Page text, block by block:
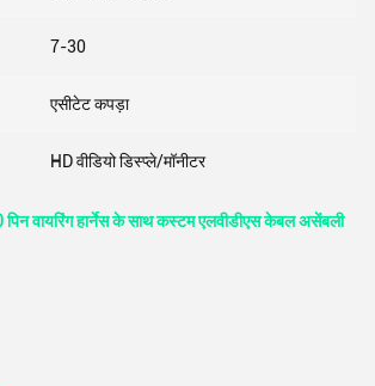
7-30
एसीटेट कपड़ा
HD वीडियो डिस्प्ले/मॉनीटर
पिन वायरिंग हार्नेस के साथ कस्टम एलवीडीएस केबल असेंबली